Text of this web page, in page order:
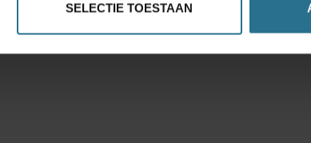
SELECTIE TOESTAAN